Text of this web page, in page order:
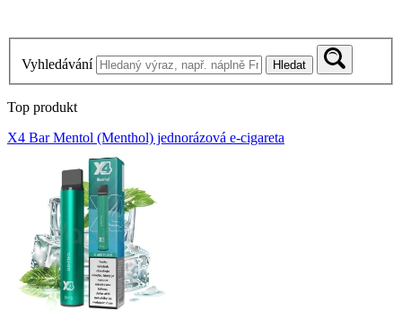
Vyhledávání Hledat
Top produkt
X4 Bar Mentol (Menthol) jednorázová e-cigareta